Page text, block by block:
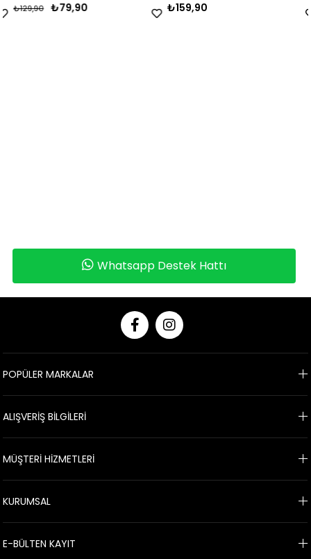
₺79,90
₺129,90 ₺159,90
Whatsapp Destek Hattı
POPÜLER MARKALAR
ALIŞVERİŞ BİLGİLERİ
MÜŞTERİ HİZMETLERİ
KURUMSAL
E-BÜLTEN KAYIT